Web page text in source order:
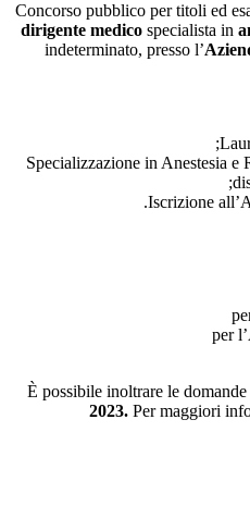
Concorso pubblico per titoli ed
dirigente medico specialista in
indeterminato, presso l’
Specializzazione in Anestesia e
Iscrizione
È possibile inoltrare le
2023. Per maggiori